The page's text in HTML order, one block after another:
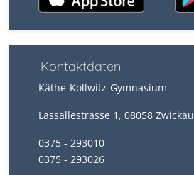
Kontaktdaten
Käthe-Kollwitz-Gymnasium
Lassallestrasse 1, 08058 Zwickau
0375 - 293010
0375 - 293026